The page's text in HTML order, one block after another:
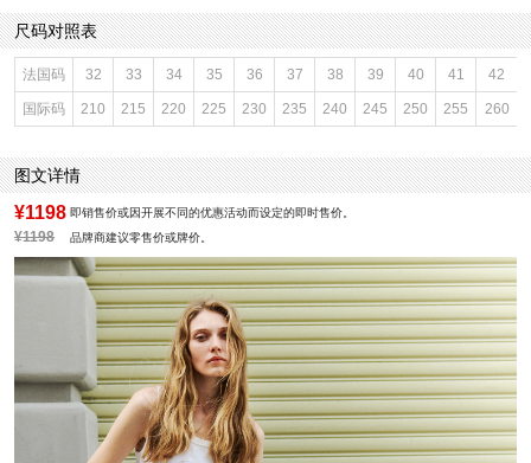
鞋面内里材质：织物
性别：女子
皮质特征：羊皮革
上市时间：2026年秋季
鞋底材质：橡胶
参考鞋宽(女)：8CM
里料材质：织物
色系：黑色
鞋类流行款式：浅口鞋
流行元素：纯色
尺码对照表
法国码 32 33 34 35 36 37 38 39 40 41 42
国际码 210 215 220 225 230 235 240 245 250 255 260
图文详情
¥1198 即销售价或因开展不同的优惠活动而设定的即时售价。
¥1198 品牌商建议零售价或牌价。